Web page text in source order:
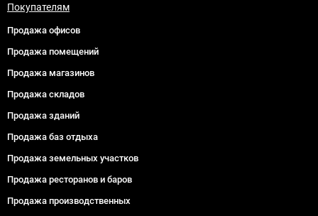
Покупателям
Продажа офисов
Продажа помещений
Продажа магазинов
Продажа складов
Продажа зданий
Продажа баз отдыха
Продажа земельных участков
Продажа ресторанов и баров
Продажа производственных